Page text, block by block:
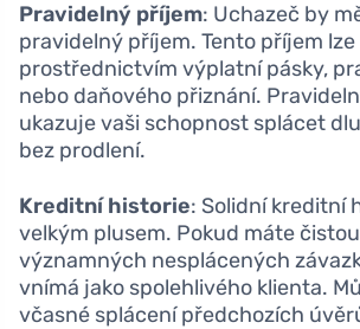
Pravidelný příjem: Uchazeč by
pravidelný příjem. Tento příjem
prostřednictvím výplatní pásky,
nebo daňového přiznání.
ukazuje vaši schopnost splácet
bez prodlení.
Kreditní historie: Solidní kreditní
velkým plusem. Pokud máte
významných nesplácených
vnímá jako spolehlivého klienta.
včasné splácení předchozích